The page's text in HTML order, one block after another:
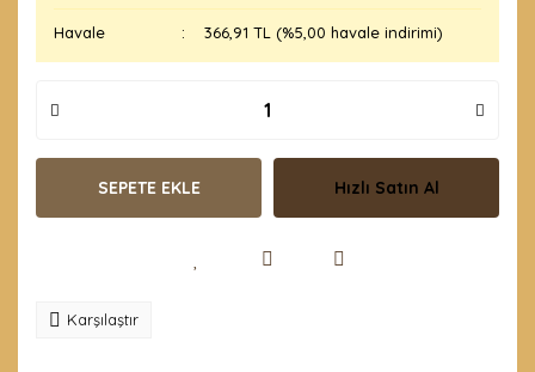
Havale 366,91 TL (%5,00 havale indirimi)
SEPETE EKLE Hızlı Satın Al
Karşılaştır